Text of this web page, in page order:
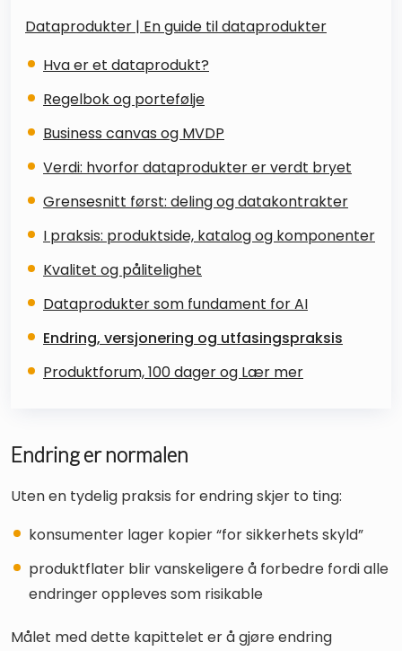
Dataprodukter | En guide til dataprodukter
Hva er et dataprodukt?
Regelbok og portefølje
Business canvas og MVDP
Verdi: hvorfor dataprodukter er verdt bryet
Grensesnitt først: deling og datakontrakter
I praksis: produktside, katalog og komponenter
Kvalitet og pålitelighet
Dataprodukter som fundament for AI
Endring, versjonering og utfasingspraksis
Produktforum, 100 dager og Lær mer
Endring er normalen
Uten en tydelig praksis for endring skjer to ting:
konsumenter lager kopier “for sikkerhets skyld”
produktflater blir vanskeligere å forbedre fordi alle
endringer oppleves som risikable
Målet med dette kapittelet er å gjøre endring